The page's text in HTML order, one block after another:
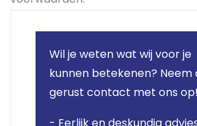
Wil je weten wat wij voor je
kunnen betekenen? Neem
gerust contact met ons op!